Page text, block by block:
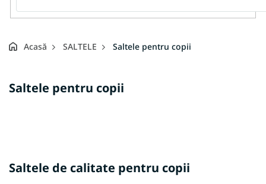
Acasă SALTELE Saltele pentru copii
Saltele pentru copii
Saltele de calitate pentru copii